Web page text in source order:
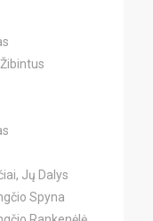
Jų Dalys
Spyna